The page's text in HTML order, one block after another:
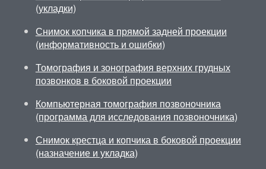
(укладки)
Снимок копчика в прямой задней проекции
(информативность и ошибки)
Томография и зонография верхних грудных
позвонков в боковой проекции
Компьютерная томография позвоночника
(программа для исследования позвоночника)
Снимок крестца и копчика в боковой проекции
(назначение и укладка)